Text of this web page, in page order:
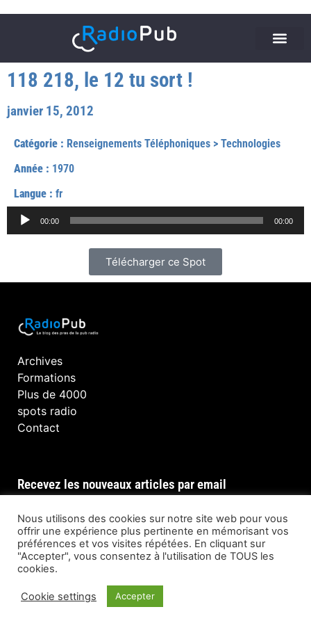
118 218, le 12 tu sort !
janvier 15, 2012
Catégorie : Renseignements Téléphoniques > Technologies
Année : 1970
Langue : fr
Lecteur
audio
00:00 00:00
Télécharger ce Spot
Archives
Formations
Plus de 4000
spots radio
Contact
Recevez les nouveaux articles par email
INSCRIPTION
© Tous droits réservés @ RadioPub 2023 —
Nous utilisons des cookies sur notre site web pour vous
offrir une expérience plus pertinente en mémorisant vos
préférences et vos visites répétées. En cliquant sur
"Accepter", vous consentez à l'utilisation de TOUS les
cookies.
Cookie settings Accepter